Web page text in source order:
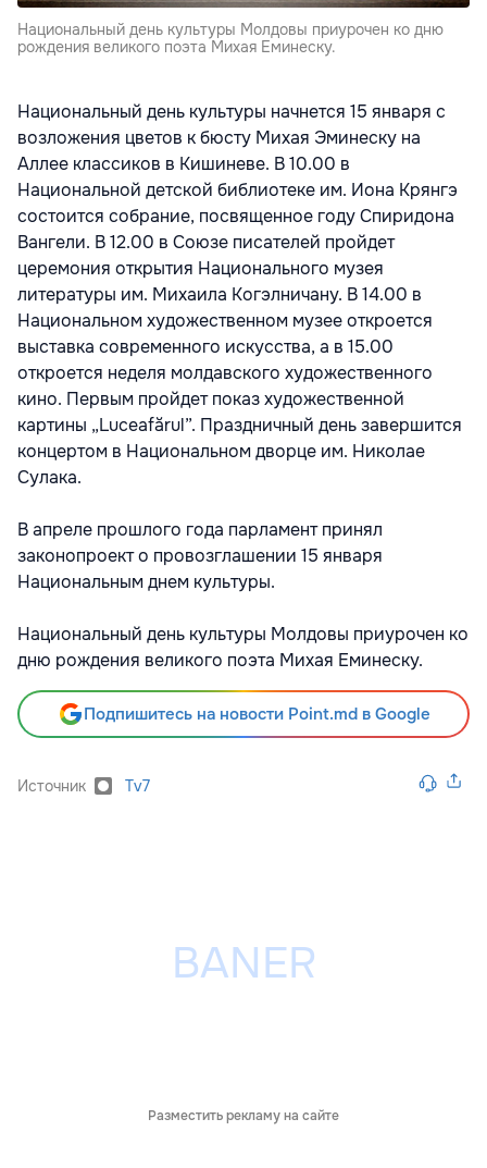
Национальный день культуры Молдовы приурочен ко дню
рождения великого поэта Михая Еминеску.
Национальный день культуры начнется 15 января с
возложения цветов к бюсту Михая Эминеску на
Аллее классиков в Кишиневе. В 10.00 в
Национальной детской библиотеке им. Иона Крянгэ
состоится собрание, посвященное году Спиридона
Вангели. В 12.00 в Союзе писателей пройдет
церемония открытия Национального музея
литературы им. Михаила Когэлничану. В 14.00 в
Национальном художественном музее откроется
выставка современного искусства, а в 15.00
откроется неделя молдавского художественного
кино. Первым пройдет показ художественной
картины „Luceafărul”. Праздничный день завершится
концертом в Национальном дворце им. Николае
Сулака.
В апреле прошлого года парламент принял
законопроект о провозглашении 15 января
Национальным днем культуры.
Национальный день культуры Молдовы приурочен ко
дню рождения великого поэта Михая Еминеску.
Подпишитесь на новости Point.md в Google
Источник Tv7
Разместить рекламу на сайте